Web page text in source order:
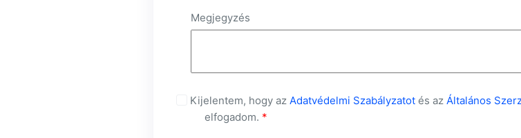
Megjegyzés
Kijelentem, hogy azAdatvédelmi Szabályzatot és azÁltalános
elfogadom. *